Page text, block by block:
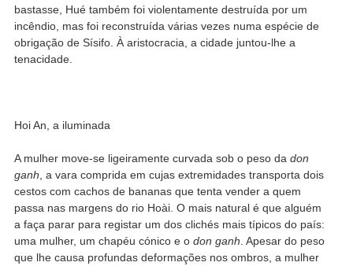
bastasse, Hué também foi violentamente destruída por um
incêndio, mas foi reconstruída várias vezes numa espécie de
obrigação de Sísifo. À aristocracia, a cidade juntou-lhe a
tenacidade.
Hoi An, a iluminada
A mulher move-se ligeiramente curvada sob o peso da don
ganh , a vara comprida em cujas extremidades transporta dois
cestos com cachos de bananas que tenta vender a quem
passa nas margens do rio Hoài. O mais natural é que alguém
a faça parar para registar um dos clichés mais típicos do país:
uma mulher, um chapéu cónico e o don ganh . Apesar do peso
que lhe causa profundas deformações nos ombros, a mulher